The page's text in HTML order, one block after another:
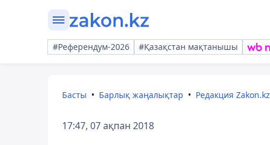
#Референдум-2026 #Қазақстан мақтанышы
Басты Барлық жаңалықтар Редакция Zakon.kz
17:47, 07 ақпан 2018